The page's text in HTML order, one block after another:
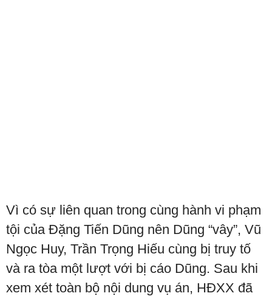
Vì có sự liên quan trong cùng hành vi phạm
tội của Đặng Tiến Dũng nên Dũng “vây”, Vũ
Ngọc Huy, Trần Trọng Hiếu cùng bị truy tố
và ra tòa một lượt với bị cáo Dũng. Sau khi
xem xét toàn bộ nội dung vụ án, HĐXX đã